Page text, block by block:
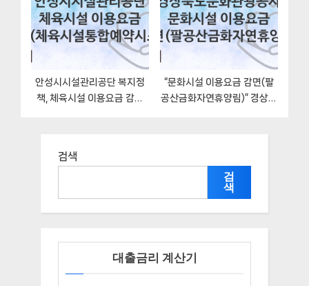
안성시시설관리공단 복지정
책, 체육시설 이용요금 감면
“문화시설 이용요금 감면(팔
공산금화자연휴양림)” 경상북
검색
검
색
대출금리 계산기